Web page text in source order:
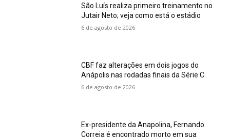
São Luís realiza primeiro treinamento no
Jutair Neto; veja como está o estádio
6 de agosto de 2026
CBF faz alterações em dois jogos do
Anápolis nas rodadas finais da Série C
6 de agosto de 2026
Ex-presidente da Anapolina, Fernando
Correia é encontrado morto em sua